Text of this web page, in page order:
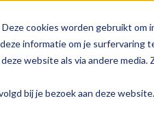
cookies worden gebruikt
informatie om je surfervaring
website als via andere
bij je bezoek aan deze